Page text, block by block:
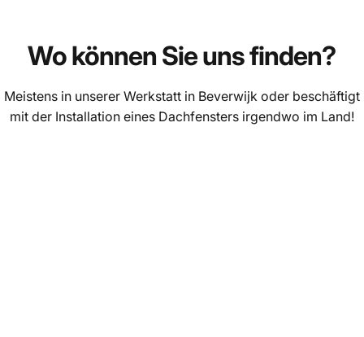
Wokönnen Sieunsfinden?
Meistens in unserer Werkstatt in Beverwijk oder beschäftigt
mit der Installation eines Dachfensters irgendwo im Land!